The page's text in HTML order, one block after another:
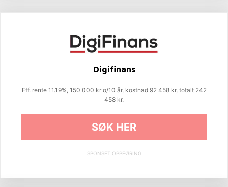
Digifinans
Eff. rente 11.19%, 150 000 kr o/10 år, kostnad 92 458 kr, totalt 242
458 kr.
SØK HER
SPONSET OPPFØRING